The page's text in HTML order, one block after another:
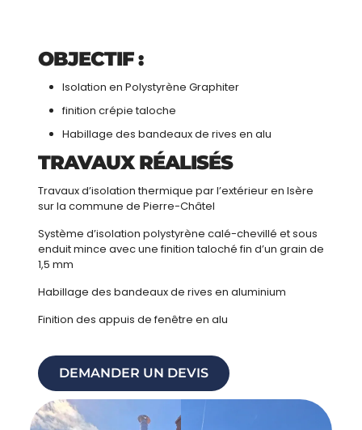
OBJECTIF :
Isolation en Polystyrène Graphiter
finition crépie taloche
Habillage des bandeaux de rives en alu
TRAVAUX RÉALISÉS
Travaux d’isolation thermique par l’extérieur en Isère
sur la commune de Pierre-Châtel
Système d’isolation polystyrène calé-chevillé et sous
enduit mince avec une finition taloché fin d’un grain de
1,5 mm
Habillage des bandeaux de rives en aluminium
Finition des appuis de fenêtre en alu
DEMANDER UN DEVIS